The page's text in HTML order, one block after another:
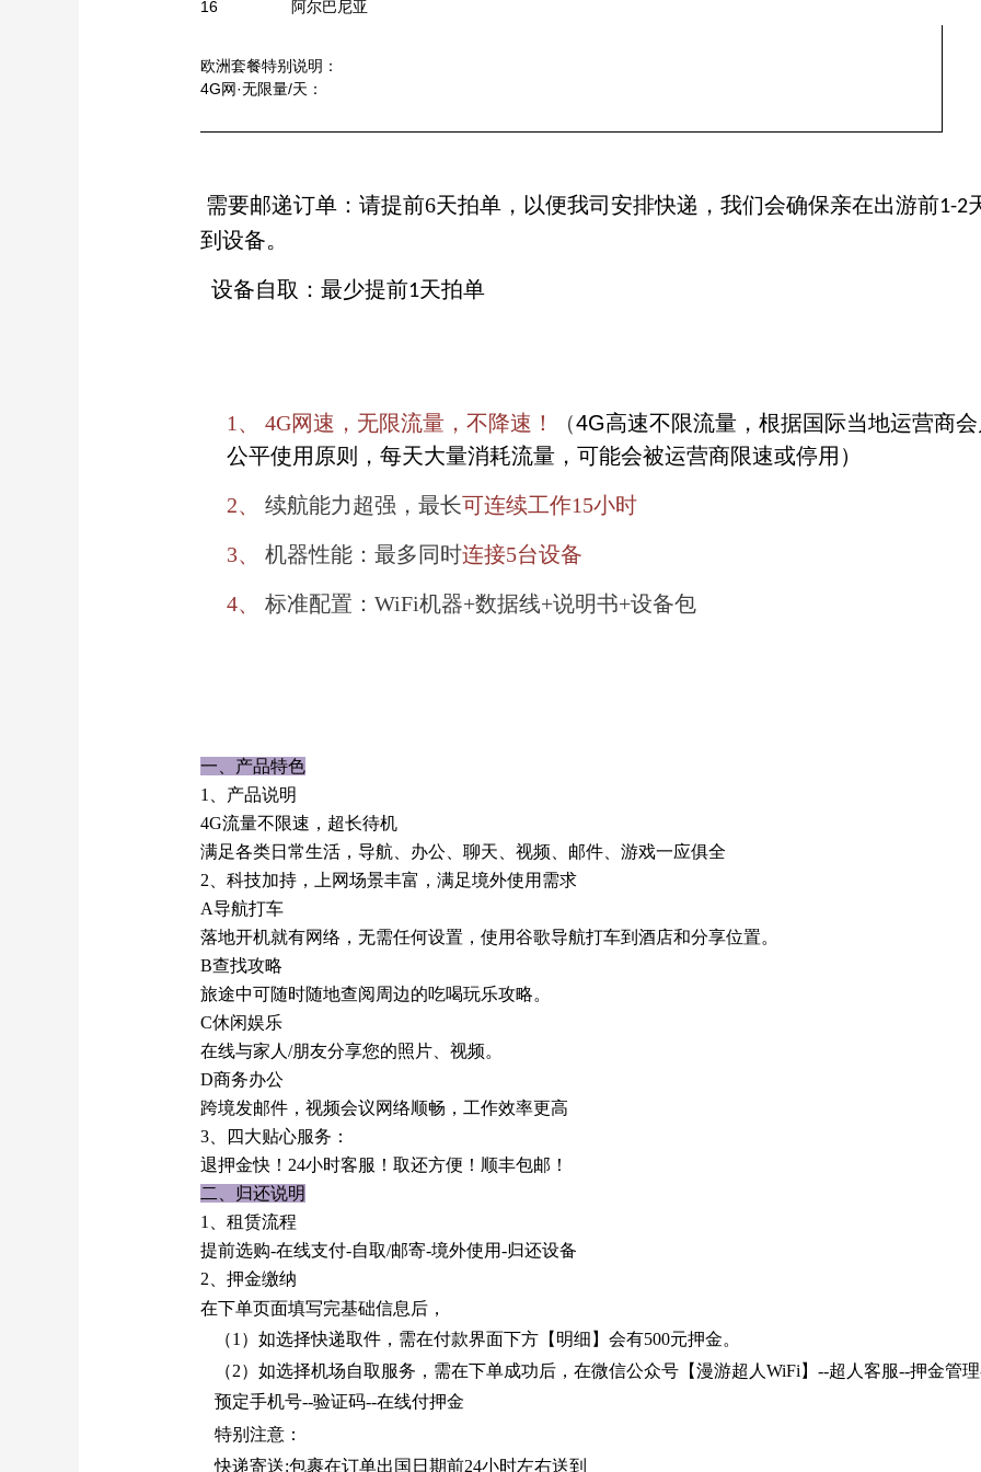
16 阿尔巴尼亚
欧洲套餐特别说明：
4G网·无限量/天：
需要邮递订单：请提前6天拍单，以便我司安排快递，我们会确保亲在出游前1-2
到设备。
设备自取：最少提前1天拍单
1、 4G网速，无限流量，不降速！ （4G高速不限流量，根据国际当地运营商
公平使用原则，每天大量消耗流量，可能会被运营商限速或停用）
2、 续航能力超强，最长可连续工作15小时
3、 机器性能：最多同时连接5台设备
4、 标准配置：WiFi机器+数据线+说明书+设备包
一、产品特色
1、产品说明
4G流量不限速，超长待机
满足各类日常生活，导航、办公、聊天、视频、邮件、游戏一应俱全
2、科技加持，上网场景丰富，满足境外使用需求
A导航打车
落地开机就有网络，无需任何设置，使用谷歌导航打车到酒店和分享位置。
B查找攻略
旅途中可随时随地查阅周边的吃喝玩乐攻略。
C休闲娱乐
在线与家人 /朋友分享您的照片、视频。
D商务办公
跨境发邮件，视频会议网络顺畅，工作效率更高
3、四大贴心服务：
退押金快！ 24小时客服！取还方便！顺丰包邮！
二、归还说明
1、租赁流程
提前选购-在线支付-自取/邮寄-境外使用-归还设备
2、押金缴纳
在下单页面填写完基础信息后，
（1）如选择快递取件，需在付款界面下方【明细】会有500元押金。
（2）如选择机场自取服务，需在下单成功后，在微信公众号【漫游超人WiFi】--超人客服--押金管
预定手机号--验证码--在线付押金
特别注意：
快递寄送:包裹在订单出国日期前24小时左右送到